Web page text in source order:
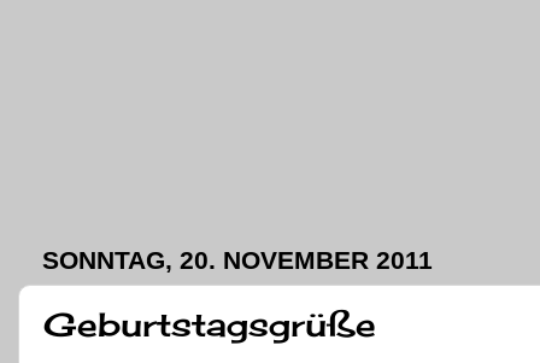
SONNTAG, 20. NOVEMBER 2011
Geburtstagsgrüße